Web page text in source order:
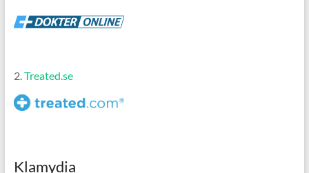
2.Treated.se
Klamydia